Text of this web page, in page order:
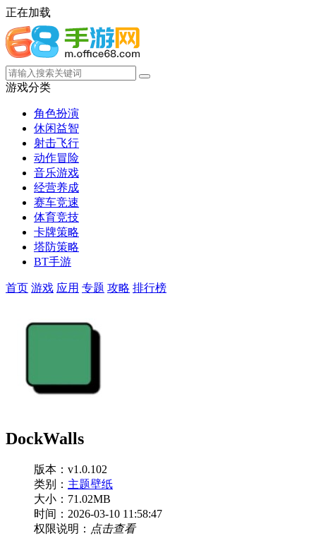
正在加载
游戏分类
角色扮演
休闲益智
射击飞行
动作冒险
音乐游戏
经营养成
赛车竞速
体育竞技
卡牌策略
塔防策略
BT手游
首页 游戏 应用 专题 攻略 排行榜
DockWalls
版本：v1.0.102
类别： 主题壁纸
大小：71.02MB
时间：2026-03-10 11:58:47
权限说明： 点击查看